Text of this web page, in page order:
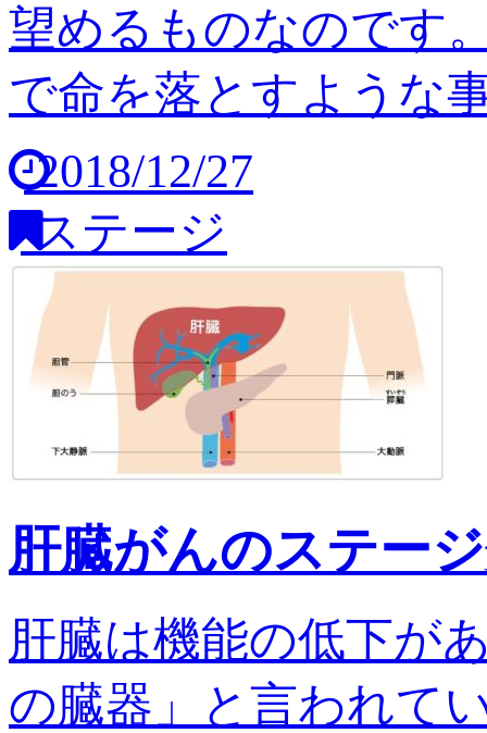
望めるものなのです
で命を落とすような
2018/12/27
ステージ
肝臓がんのステー
肝臓は機能の低下が
の臓器」と言われて